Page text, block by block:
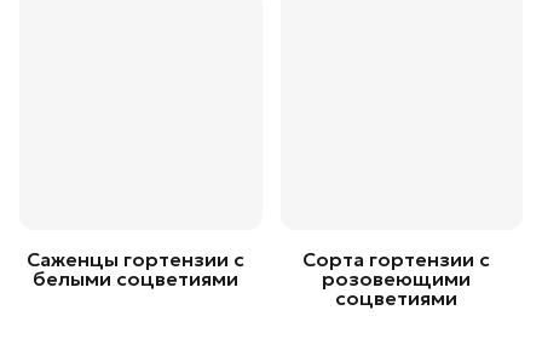
Саженцы гортензии с
белыми соцветиями
Сорта гортензии с
розовеющими
соцветиями